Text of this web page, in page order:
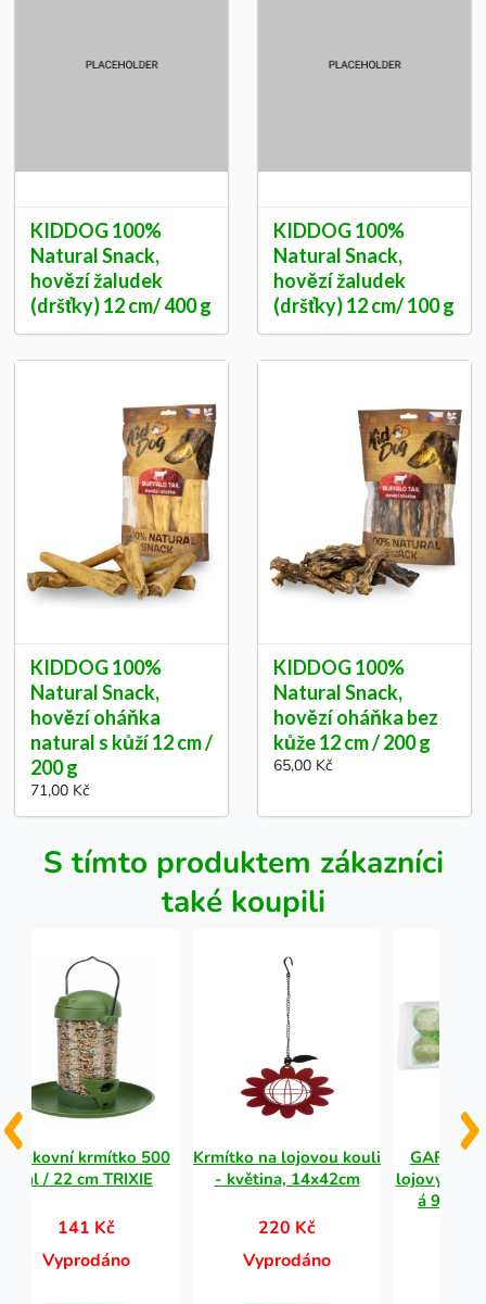
KIDDOG 100%
Natural Snack,
hovězí žaludek
(dršťky) 12 cm/ 400 g
KIDDOG 100%
Natural Snack,
hovězí žaludek
(dršťky) 12 cm/ 100 g
KIDDOG 100%
Natural Snack,
hovězí oháňka
natural s kůží 12 cm /
200 g
71,00 Kč
KIDDOG 100%
Natural Snack,
hovězí oháňka bez
kůže 12 cm / 200 g
65,00 Kč
S tímto produktem zákazníci
také koupili
Venkovní krmítko 500
ml / 22 cm TRIXIE
141 Kč
Vyprodáno
Krmítko na lojovou kouli
- květina, 14x42cm
220 Kč
Vyprodáno
GARDEN
lojových
á 90g